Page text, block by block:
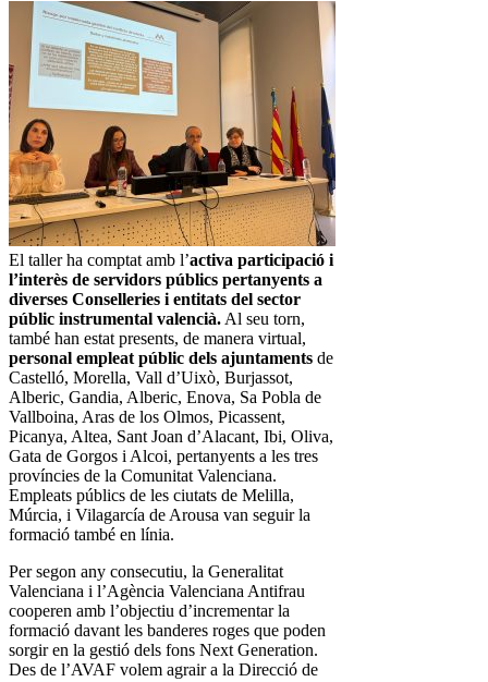
El taller ha comptat amb l’activa participació i
l’interès de servidors públics pertanyents a
diverses Conselleries i entitats del sector
públic instrumental valencià. Al seu torn,
també han estat presents, de manera virtual,
personal empleat públic dels ajuntaments de
Castelló, Morella, Vall d’Uixò, Burjassot,
Alberic, Gandia, Alberic, Enova, Sa Pobla de
Vallboina, Aras de los Olmos, Picassent,
Picanya, Altea, Sant Joan d’Alacant, Ibi, Oliva,
Gata de Gorgos i Alcoi, pertanyents a les tres
províncies de la Comunitat Valenciana.
Empleats públics de les ciutats de Melilla,
Múrcia, i Vilagarcía de Arousa van seguir la
formació també en línia.
Per segon any consecutiu, la Generalitat
Valenciana i l’Agència Valenciana Antifrau
cooperen amb l’objectiu d’incrementar la
formació davant les banderes roges que poden
sorgir en la gestió dels fons Next Generation.
Des de l’AVAF volem agrair a la Direcció de